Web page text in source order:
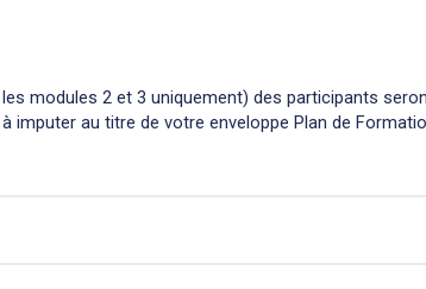
modules 2 et 3 uniquement) des participants
imputer au titre de votre enveloppe Plan de